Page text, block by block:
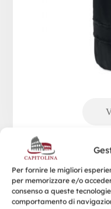
Per fornire le migliori
per memorizzare e/o
consenso a queste
comportamento di
STAVENGER